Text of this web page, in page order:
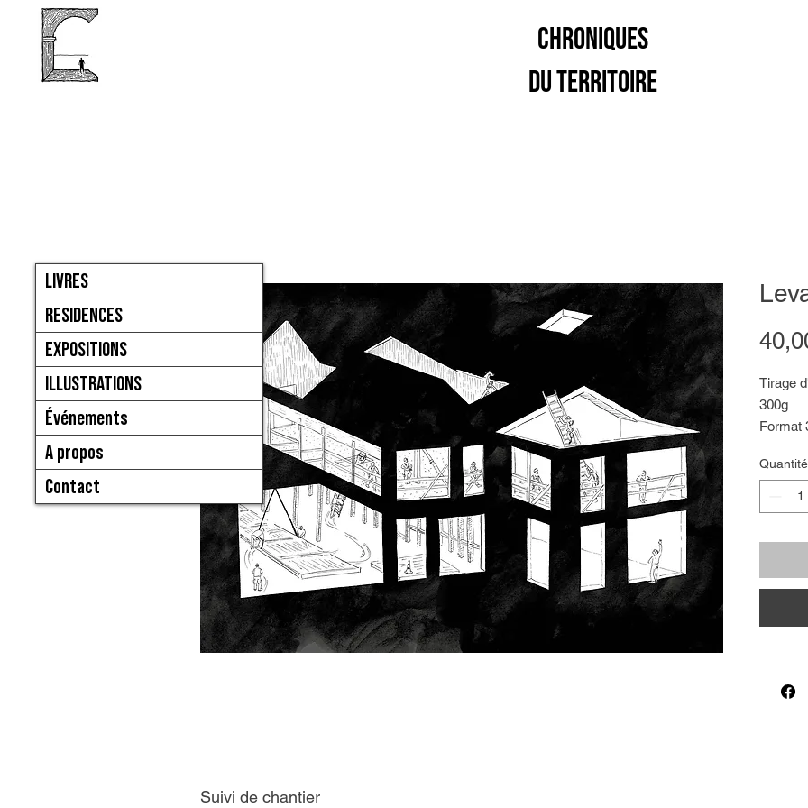
CHRONIQUES
DU TERRITOIRE
LIVRES
RESIDENCES
EXPOSITIONS
ILLUSTRATIONS
Événements
A propos
Contact
Tirage
300g
Format
Quantité
Suivi de chantier